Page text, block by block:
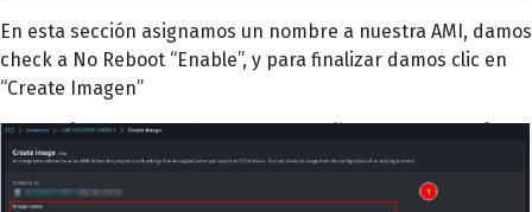
En esta sección asignamos un nombre a nuestra AMI, damos
check a No Reboot “Enable”, y para finalizar damos clic en
“Create Imagen”